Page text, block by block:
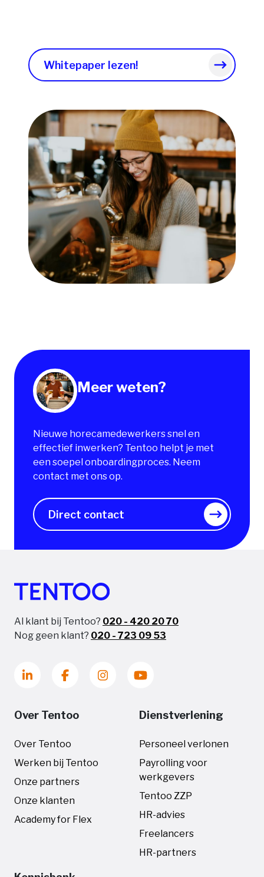
Whitepaper lezen!
Meer weten?
Nieuwe horecamedewerkers snel en
effectief inwerken? Tentoo helpt je met
een soepel onboardingproces. Neem
contact met ons op.
Direct contact
Al klant bij Tentoo? 020 - 420 20 70
Nog geen klant? 020 - 723 09 53
Over Tentoo
Over Tentoo
Werken bij Tentoo
Onze partners
Onze klanten
Academy for Flex
Dienstverlening
Personeel verlonen
Payrolling voor
werkgevers
Tentoo ZZP
HR-advies
Freelancers
HR-partners